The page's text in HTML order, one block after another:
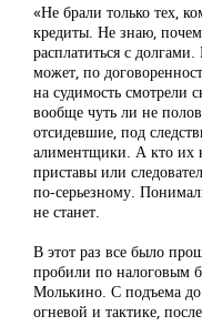
«Не брали только тех,
кредиты. Не знаю,
расплатиться с
может, по
на судимость смотрели
вообще чуть ли не
отсидевшие, под
алиментщики. А кто их
приставы или
по-серьезному.
не станет.
В этот раз все было
пробили по налоговым
Молькино. С подъема до
огневой и тактике,